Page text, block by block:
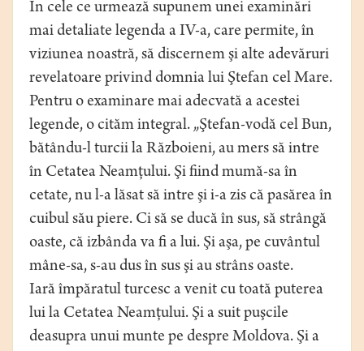
În cele ce urmează supunem unei examinări
mai detaliate legenda a IV-a, care permite, în
viziunea noastră, să discernem şi alte adevăruri
revelatoare privind domnia lui Ştefan cel Mare.
Pentru o examinare mai adecvată a acestei
legende, o cităm integral. „Ştefan-vodă cel Bun,
bătându-l turcii la Războieni, au mers să intre
în Cetatea Neamţului. Şi fiind mumă-sa în
cetate, nu l-a lăsat să intre şi i-a zis că pasărea în
cuibul său piere. Ci să se ducă în sus, să strângă
oaste, că izbânda va fi a lui. Şi aşa, pe cuvântul
mâne-sa, s-au dus în sus şi au strâns oaste.
Iară împăratul turcesc a venit cu toată puterea
lui la Cetatea Neamţului. Şi a suit puşcile
deasupra unui munte pe despre Moldova. Şi a